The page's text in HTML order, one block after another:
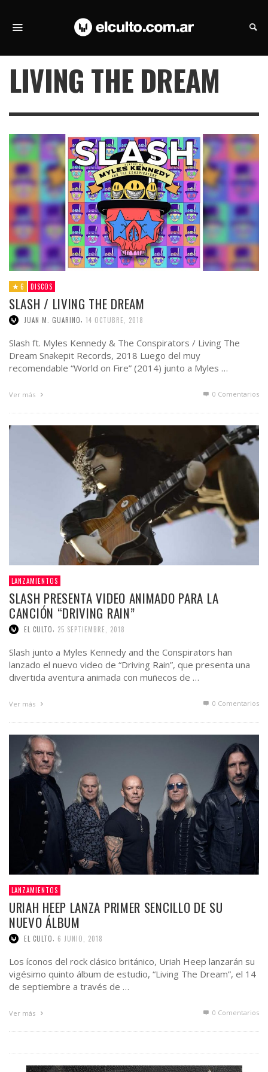
LIVING THE DREAM
6 DISCOS
SLASH / LIVING THE DREAM
JUAN M. GUARINO, 14 OCTUBRE, 2018
Slash ft. Myles Kennedy & The Conspirators / Living The
Dream Snakepit Records, 2018 Luego del muy
recomendable “World on Fire” (2014) junto a Myles …
Ver más 0 Comentarios
LANZAMIENTOS
SLASH PRESENTA VIDEO ANIMADO PARA LA
CANCIÓN “DRIVING RAIN”
EL CULTO, 25 SEPTIEMBRE, 2018
Slash junto a Myles Kennedy and the Conspirators han
lanzado el nuevo video de “Driving Rain”, que presenta una
divertida aventura animada con muñecos de …
Ver más 0 Comentarios
LANZAMIENTOS
URIAH HEEP LANZA PRIMER SENCILLO DE SU
NUEVO ÁLBUM
EL CULTO, 6 JUNIO, 2018
Los íconos del rock clásico británico, Uriah Heep lanzarán su
vigésimo quinto álbum de estudio, “Living The Dream”, el 14
de septiembre a través de …
Ver más 0 Comentarios